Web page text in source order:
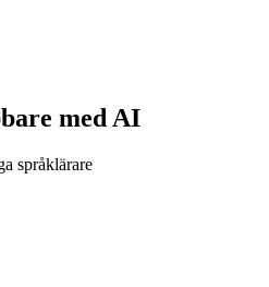
med AI
språklärare